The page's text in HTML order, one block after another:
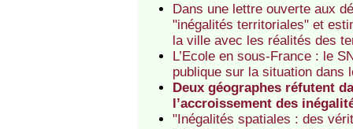
Dans une lettre ouverte aux
"inégalités territoriales" et
la ville avec les réalités des
L’Ecole en sous-France : le
publique sur la situation dans
Deux géographes réfutent
l’accroissement des
"Inégalités spatiales : des